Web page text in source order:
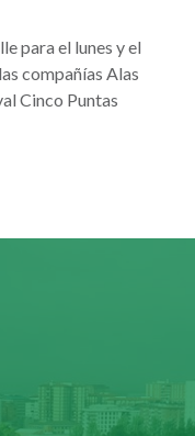
para el lunes y el
compañías Alas
Cinco Puntas